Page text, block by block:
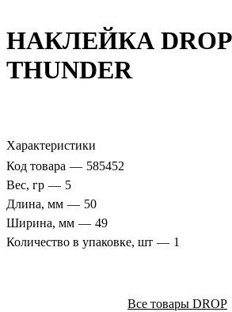
НАКЛЕЙКА DROP
THUNDER
Характеристики
Код товара — 585452
Вес, гр — 5
Длина, мм — 50
Ширина, мм — 49
Количество в упаковке, шт — 1
Все товары DROP